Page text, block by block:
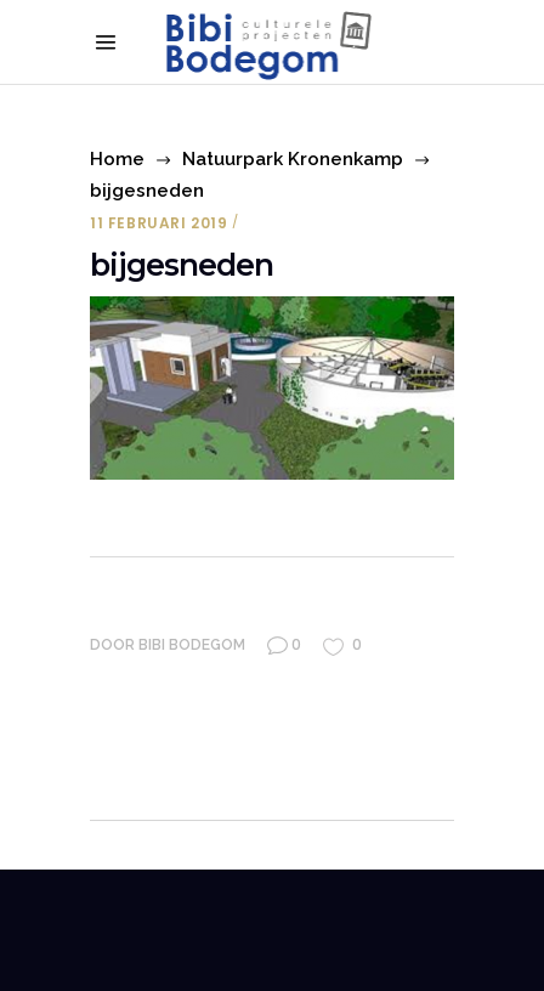
Home
Natuurpark Kronenkamp
bijgesneden
11 FEBRUARI 2019
bijgesneden
DOOR BIBI BODEGOM 0 0